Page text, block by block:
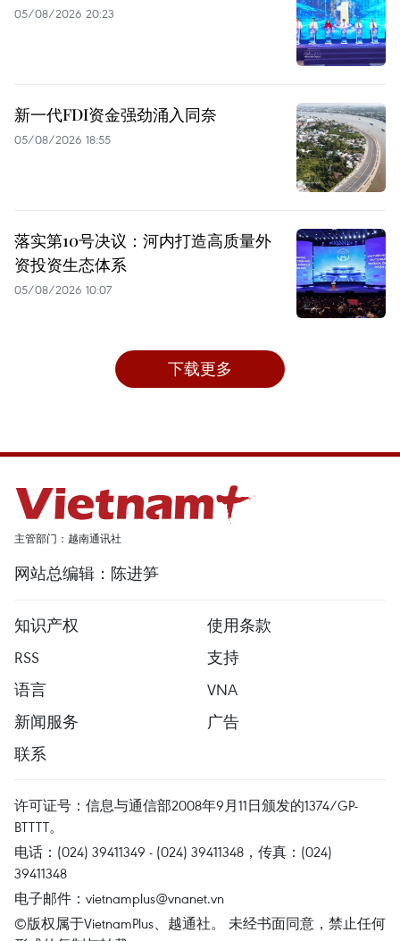
05/08/2026 20:23
新一代FDI资金强劲涌入同奈
05/08/2026 18:55
落实第10号决议：河内打造高质量外
资投资生态体系
05/08/2026 10:07
下载更多
主管部门：越南通讯社
网站总编辑：陈进笋
知识产权
使用条款
RSS
支持
语言
VNA
新闻服务
广告
联系
许可证号：信息与通信部2008年9月11日颁发的1374/GP-
BTTTT。
电话：(024) 39411349 - (024) 39411348，传真：(024)
39411348
电子邮件： vietnamplus@vnanet.vn
©版权属于VietnamPlus、越通社。 未经书面同意，禁止任何